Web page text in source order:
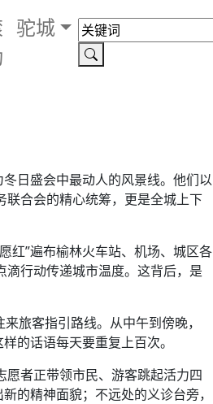
驼城
日盛会中最动人的风景线。他们以
合会的精心统筹，更是全城上下
红”遍布榆林火车站、机场、城区各
行动传递城市温度。这背后，是
旅客指引路线。从中午到傍晚，
的话语每天要重复上百次。
者正带领市民、游客跳起活力四
的精神面貌；不远处的义诊台旁，